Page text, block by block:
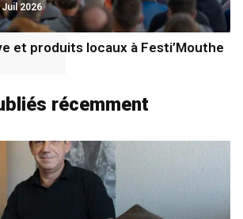
Juil 2026
et produits locaux à Festi’Mouthe
récemment